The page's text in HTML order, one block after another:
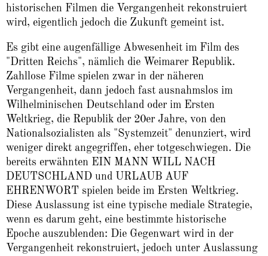
historischen Filmen die Vergangenheit rekonstruiert
wird, eigentlich jedoch die Zukunft gemeint ist.
Es gibt eine augenfällige Abwesenheit im Film des
"Dritten Reichs", nämlich die Weimarer Republik.
Zahllose Filme spielen zwar in der näheren
Vergangenheit, dann jedoch fast ausnahmslos im
Wilhelminischen Deutschland oder im Ersten
Weltkrieg, die Republik der 20er Jahre, von den
Nationalsozialisten als "Systemzeit" denunziert, wird
weniger direkt angegriffen, eher totgeschwiegen. Die
bereits erwähnten EIN MANN WILL NACH
DEUTSCHLAND und URLAUB AUF
EHRENWORT spielen beide im Ersten Weltkrieg.
Diese Auslassung ist eine typische mediale Strategie,
wenn es darum geht, eine bestimmte historische
Epoche auszublenden: Die Gegenwart wird in der
Vergangenheit rekonstruiert, jedoch unter Auslassung